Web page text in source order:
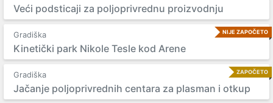
Veći podsticaji za poljoprivrednu proizvodnju
NIJE ZAPOČETO
Gradiška
Kinetički park Nikole Tesle kod Arene
ZAPOČETO
Gradiška
Jačanje poljoprivrednih centara za plasman i otkup